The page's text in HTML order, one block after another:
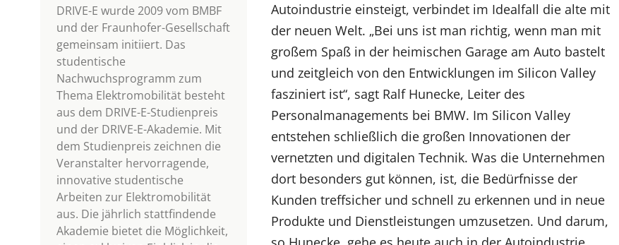
DRIVE-E wurde 2009 vom BMBF
und der Fraunhofer-Gesellschaft
gemeinsam initiiert. Das
studentische
Nachwuchsprogramm zum
Thema Elektromobilität besteht
aus dem DRIVE-E-Studienpreis
und der DRIVE-E-Akademie. Mit
dem Studienpreis zeichnen die
Veranstalter hervorragende,
innovative studentische
Arbeiten zur Elektromobilität
aus. Die jährlich stattfindende
Akademie bietet die Möglichkeit,
Autoindustrie einsteigt, verbindet im Idealfall die alte mit
der neuen Welt. „Bei uns ist man richtig, wenn man mit
großem Spaß in der heimischen Garage am Auto bastelt
und zeitgleich von den Entwicklungen im Silicon Valley
fasziniert ist“, sagt Ralf Hunecke, Leiter des
Personalmanagements bei BMW. Im Silicon Valley
entstehen schließlich die großen Innovationen der
vernetzten und digitalen Technik. Was die Unternehmen
dort besonders gut können, ist, die Bedürfnisse der
Kunden treffsicher und schnell zu erkennen und in neue
Produkte und Dienstleistungen umzusetzen. Und darum,